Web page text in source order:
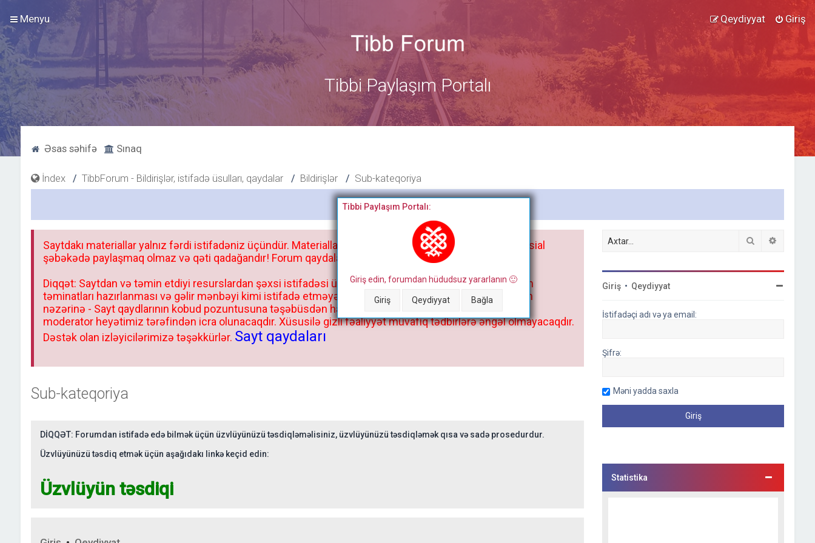
Menyu Giriş
Qeydiyyat
Tibbi Paylaşım Portalı
Əsas səhifə Sınaq
İndex TibbForum - Bildirişlər, istifadə üsulları, qaydalar Bildirişlər Sub-kateqoriya
Bitdi
Tibbi Paylaşım Portalı:
Giriş edin, forumdan hüdudsuz yararlanın 🙂
Giriş Qeydiyyat Bağla
Saytdakı materiallar yalnız fərdi istifadəniz üçündür. Materialları istisnasız heç bir qrupda, saytda və sosial
şəbəkədə paylaşmaq olmaz və qəti qadağandır! Forum qaydaları ilə mütləq tanış olun:
Diqqət: Saytdan və təmin etdiyi resurslardan şəxsi istifadəsi üçün deyil, kənar niyyətlər, xüsusi proqram
təminatları hazırlanması və gəlir mənbəyi kimi istifadə etməyə cəhd göstərənlərin və istifadə edənlərin
nəzərinə - Sayt qaydlarının kobud pozuntusuna təşəbüsdən haqqınızda bütün müvafiq tədbirlər böyük
moderator heyətimiz tərəfindən icra olunacaqdır. Xüsusilə gizli fəaliyyət müvafiq tədbirlərə əngəl olmayacaqdır.
Dəstək olan izləyicilərimizə təşəkkürlər. Sayt qaydaları
Sub-kateqoriya
DİQQƏT: Forumdan istifadə edə bilmək üçün üzvlüyünüzü təsdiqləməlisiniz, üzvlüyünüzü təsdiqləmək qısa və sadə prosedurdur.
Üzvlüyünüzü təsdiq etmək üçün aşağıdakı linkə keçid edin:
Üzvlüyün təsdiqi
Axtar
Giriş • Qeydiyyat
İstifadəçi adı və ya email:
Şifrə:
Məni yadda saxla
Statistika